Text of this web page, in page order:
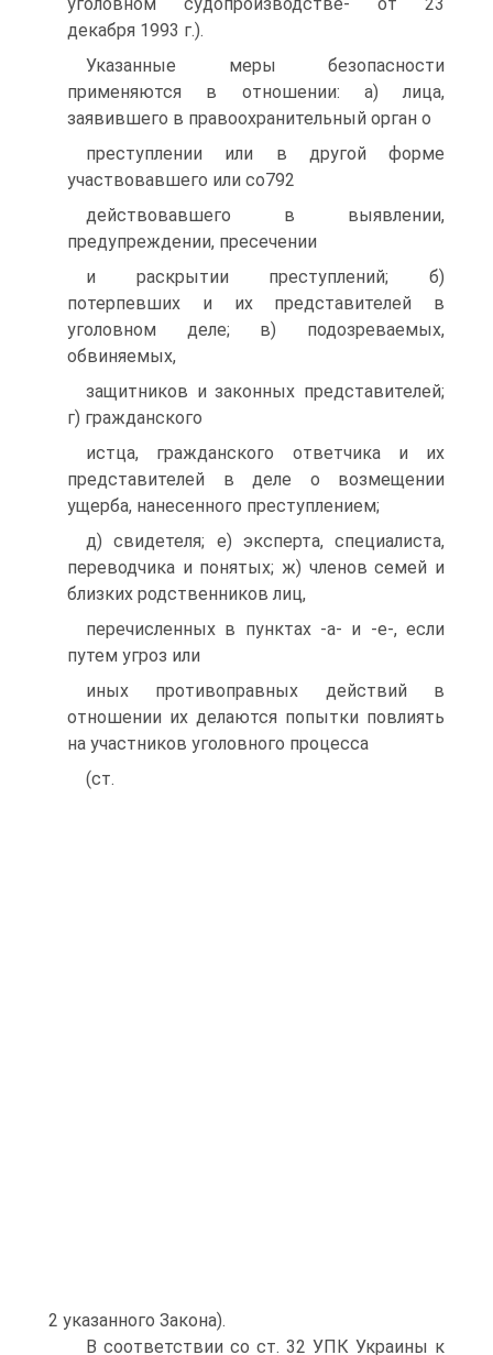
декабря 1993 г.).
Указанные меры безопасности
применяются в отношении: а) лица,
заявившего в правоохранительный орган о
преступлении или в другой форме
участвовавшего или со792
действовавшего в выявлении,
предупреждении, пресечении
и раскрытии преступлений; б)
потерпевших и их представителей в
уголовном деле; в) подозреваемых,
обвиняемых,
защитников и законных представителей;
г) гражданского
истца, гражданского ответчика и их
представителей в деле о возмещении
ущерба, нанесенного преступлением;
д) свидетеля; е) эксперта, специалиста,
переводчика и понятых; ж) членов семей и
близких родственников лиц,
перечисленных в пунктах -а- и -е-, если
путем угроз или
иных противоправных действий в
отношении их делаются попытки повлиять
на участников уголовного процесса
(ст.
2 указанного Закона).
В соответствии со ст. 32 УПК Украины к